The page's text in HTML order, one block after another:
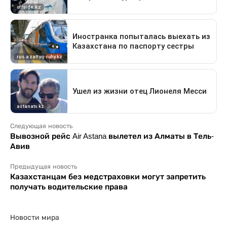
Следующая новость
Вывозной рейс Air Astana вылетел из Алматы в Тель-
Авив
Предыдущая новость
Казахстанцам без медстраховки могут запретить
получать водительские права
Новости мира